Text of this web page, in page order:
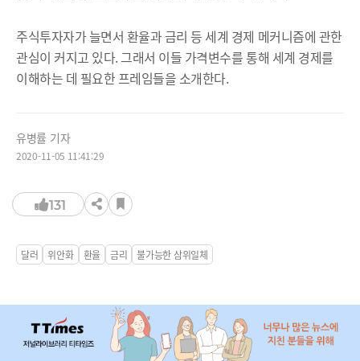
주식투자자가 늘면서 환율과 금리 등 세계 경제 메커니즘에 관한
관심이 커지고 있다. 그래서 이들 가격변수를 통해 세계 경제를
이해하는 데 필요한 프레임들을 소개한다.
유병률 기자
2020-11-05 11:41:29
131
달러 위안화 환율 금리 불가능한 삼위일체